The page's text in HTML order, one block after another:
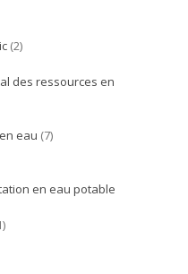
(2)
des ressources en
eau (7)
en eau potable